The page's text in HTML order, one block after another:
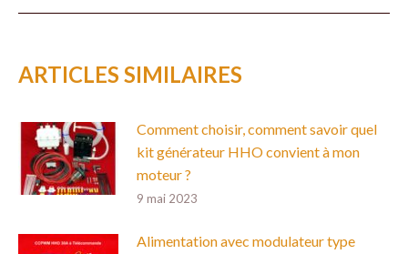
ARTICLES SIMILAIRES
Comment choisir, comment savoir quel
kit générateur HHO convient à mon
moteur ?
9 mai 2023
Alimentation avec modulateur type